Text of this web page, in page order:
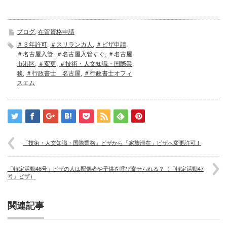
ブログ, 在留資格申請
＃３年許可, ＃スリランカ人 , ＃ビザ申請,
＃名古屋入管, ＃名古屋入管すぐ, ＃名古屋
市港区, ＃変更, ＃技術・人文知識・国際業
務, ＃行政書士 名古屋, ＃行政書士オフィ
スエム
「技術・人文知識・国際業務」ビザから「家族滞在」ビザへ変更許可！
「特定活動46号」ビザの人は配偶者や子供を呼び寄せられる？（「特定活動47
号」ビザ）
関連記事